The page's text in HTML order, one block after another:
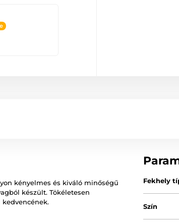
kényelmes és kiváló minőségű
készült. Tökéletesen
Fekhely
Szín